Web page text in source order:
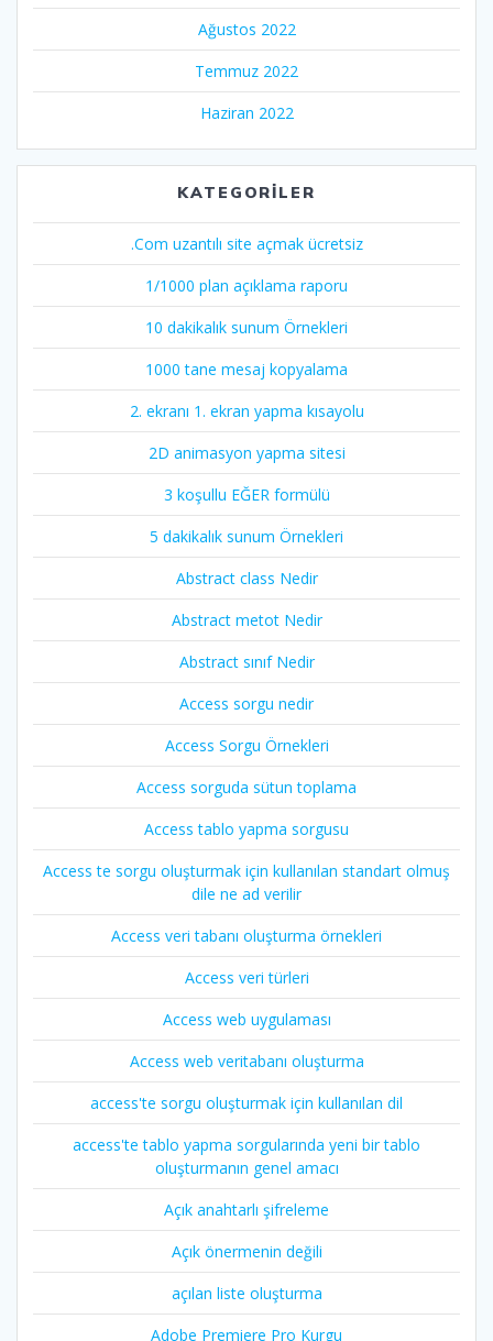
Ağustos 2022
Temmuz 2022
Haziran 2022
KATEGORILER
.Com uzantılı site açmak ücretsiz
1/1000 plan açıklama raporu
10 dakikalık sunum Örnekleri
1000 tane mesaj kopyalama
2. ekranı 1. ekran yapma kısayolu
2D animasyon yapma sitesi
3 koşullu EĞER formülü
5 dakikalık sunum Örnekleri
Abstract class Nedir
Abstract metot Nedir
Abstract sınıf Nedir
Access sorgu nedir
Access Sorgu Örnekleri
Access sorguda sütun toplama
Access tablo yapma sorgusu
Access te sorgu oluşturmak için kullanılan standart olmuş
dile ne ad verilir
Access veri tabanı oluşturma örnekleri
Access veri türleri
Access web uygulaması
Access web veritabanı oluşturma
access'te sorgu oluşturmak için kullanılan dil
access'te tablo yapma sorgularında yeni bir tablo
oluşturmanın genel amacı
Açık anahtarlı şifreleme
Açık önermenin değili
açılan liste oluşturma
Adobe Premiere Pro Kurgu